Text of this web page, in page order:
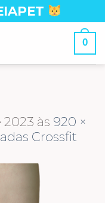
0
2023 às 920 ×
Crossfit